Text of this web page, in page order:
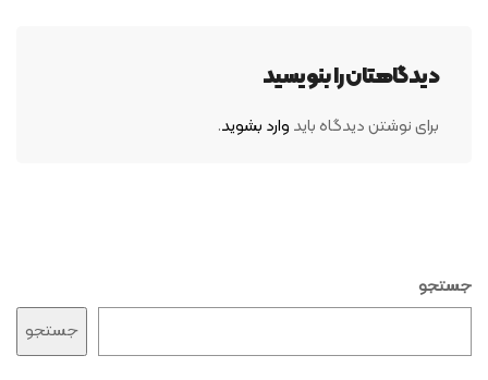
دیدگاهتان را بنویسید
برای نوشتن دیدگاه باید وارد بشوید.
جستجو
جستجو